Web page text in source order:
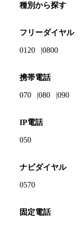
種別から探す
フリーダイヤル
0120 0800
携帯電話
070 080 090
IP電話
050
ナビダイヤル
0570
固定電話